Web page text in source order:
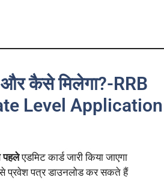
और कैसे मिलेगा?-RRB
Level Application
पहलेएडमिट कार्ड जारी किया जाएगा
से प्रवेश पत्र डाउनलोड कर सकते हैं